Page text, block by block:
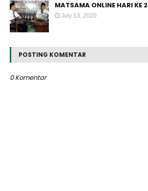
MATSAMA ONLINE HARI KE 2
July 13, 2020
POSTING KOMENTAR
0 Komentar